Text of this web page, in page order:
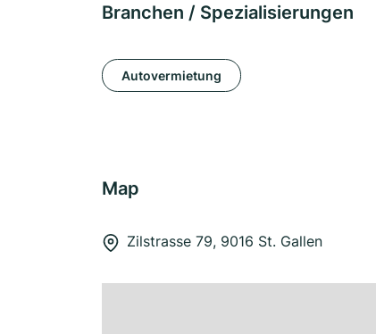
Branchen / Spezialisierungen
Autovermietung
Map
Zilstrasse 79, 9016 St. Gallen